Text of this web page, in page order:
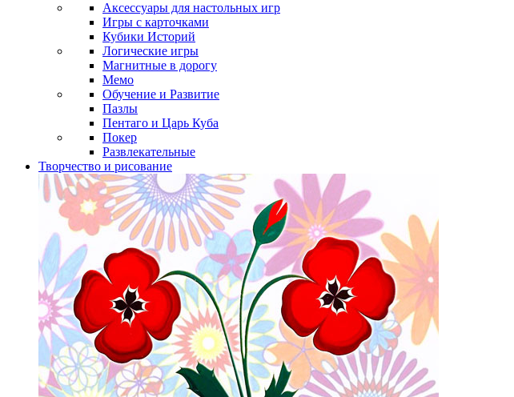
Аксессуары для настольных игр
Игры с карточками
Кубики Историй
Логические игры
Магнитные в дорогу
Мемо
Обучение и Развитие
Пазлы
Пентаго и Царь Куба
Покер
Развлекательные
Творчество и рисование